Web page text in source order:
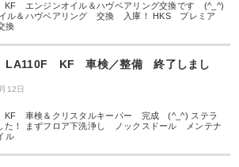
エンジンオイル＆ハヴベアリング交換です (^_^)
＆ハヴベアリング 交換 入庫！ HKS プレミア
換
LA110F KF 車検／整備 終了しまし
12日
車検＆クリスタルキーパー 完成 (^_^) ステラ
！ まずフロア下洗浄し ノックスドール メンテナ
ル